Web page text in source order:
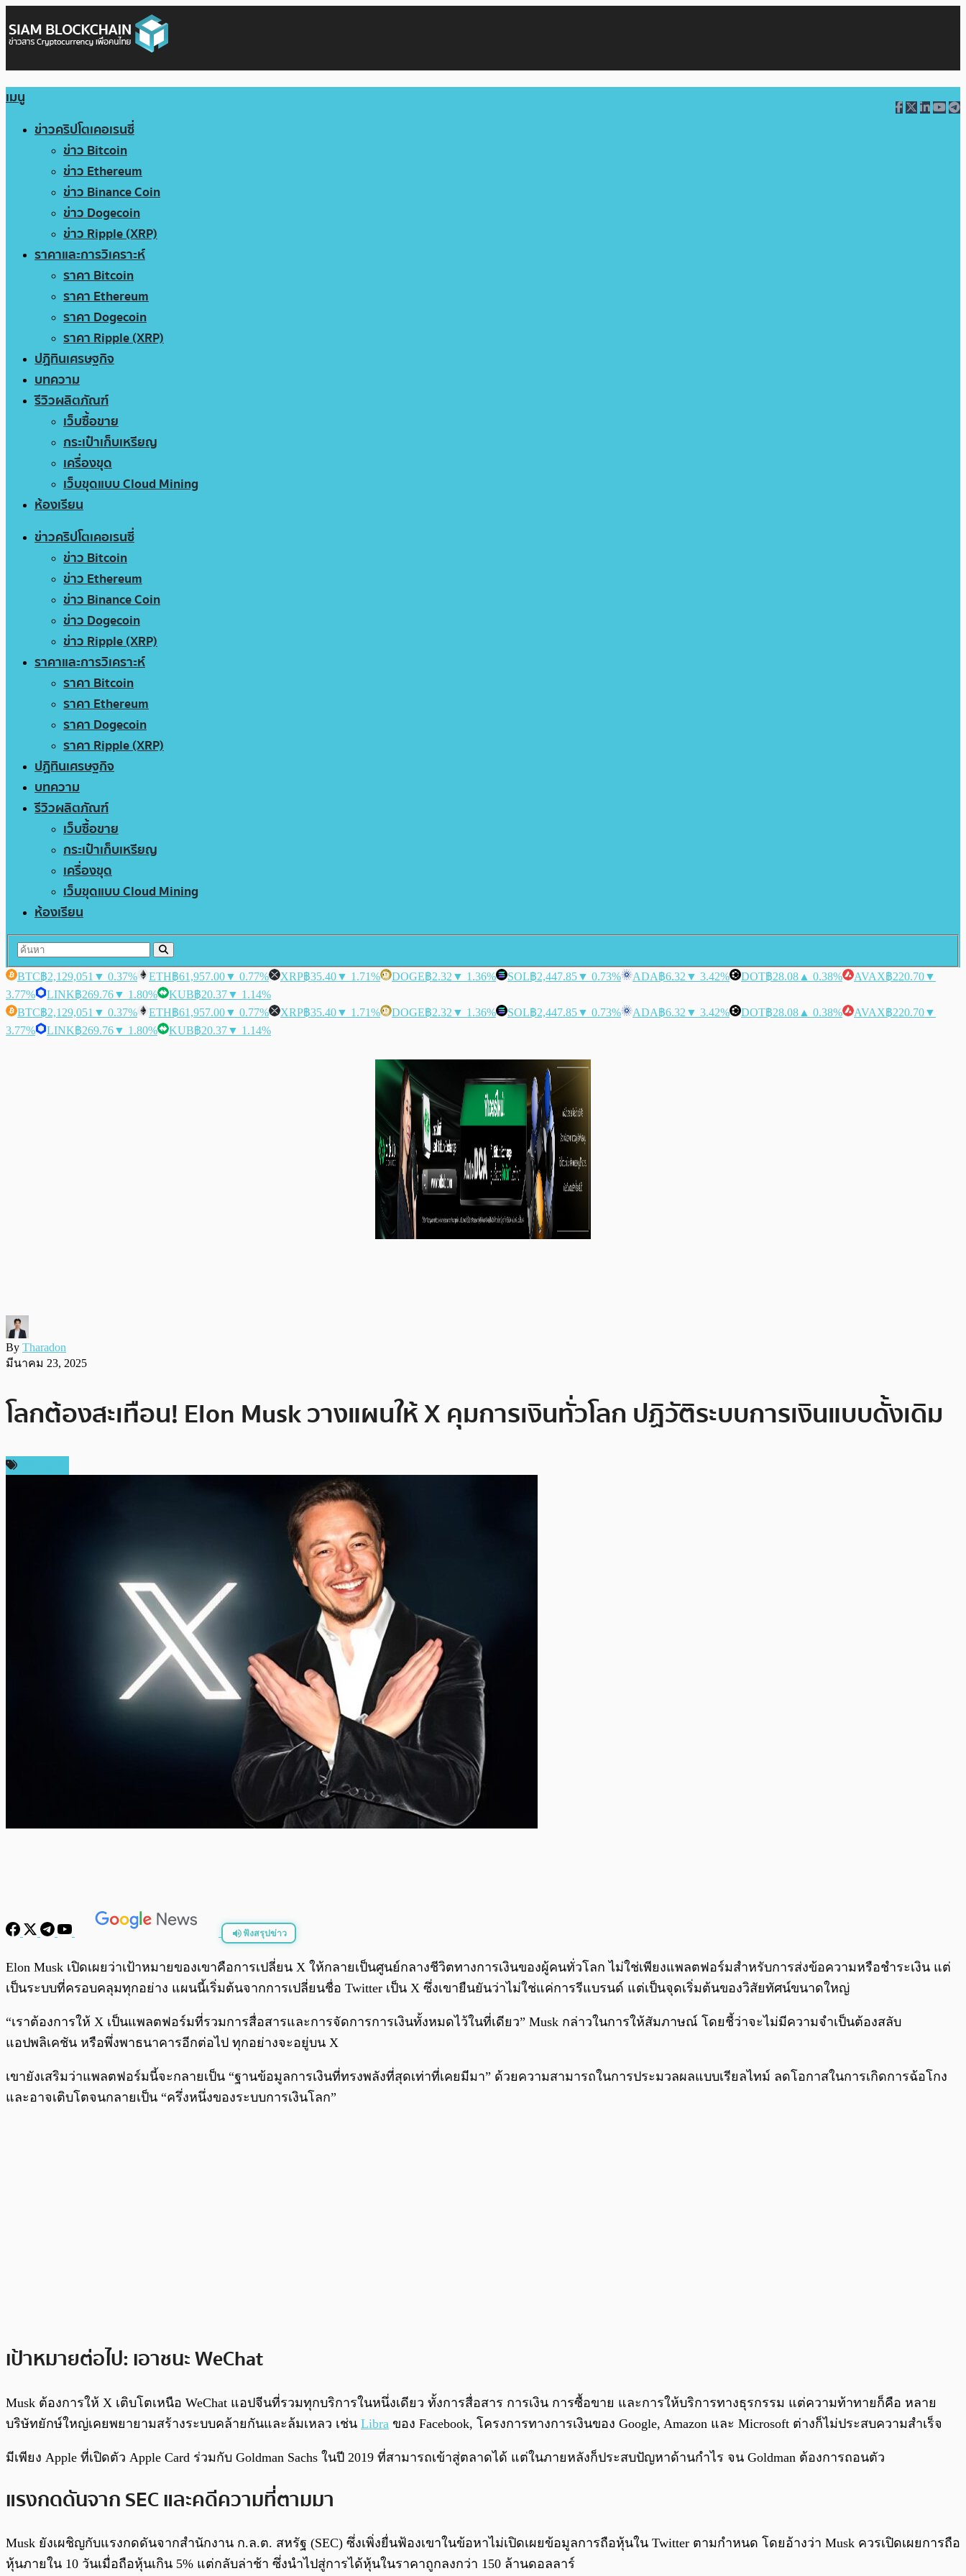
เมนู
ข่าวคริปโตเคอเรนซี่
ข่าว Bitcoin
ข่าว Ethereum
ข่าว Binance Coin
ข่าว Dogecoin
ข่าว Ripple (XRP)
ราคาและการวิเคราะห์
ราคา Bitcoin
ราคา Ethereum
ราคา Dogecoin
ราคา Ripple (XRP)
ปฏิทินเศรษฐกิจ
บทความ
รีวิวผลิตภัณฑ์
เว็บซื้อขาย
กระเป๋าเก็บเหรียญ
เครื่องขุด
เว็บขุดแบบ Cloud Mining
ห้องเรียน
ข่าวคริปโตเคอเรนซี่
ข่าว Bitcoin
ข่าว Ethereum
ข่าว Binance Coin
ข่าว Dogecoin
ข่าว Ripple (XRP)
ราคาและการวิเคราะห์
ราคา Bitcoin
ราคา Ethereum
ราคา Dogecoin
ราคา Ripple (XRP)
ปฏิทินเศรษฐกิจ
บทความ
รีวิวผลิตภัณฑ์
เว็บซื้อขาย
กระเป๋าเก็บเหรียญ
เครื่องขุด
เว็บขุดแบบ Cloud Mining
ห้องเรียน
BTC฿2,129,051 ▼ 0.37% ETH฿61,957.00▼ 0.77% XRP฿35.40▼ 1.71% DOGE฿2.32 ▼ 1.36% SOL฿2,447.85▼ 0.73% ADA฿6.32 ▼ 3.42% DOT฿28.08 ▲ 0.38% AVAX฿220.70▼
3.77%
LINK฿269.76▼ 1.80% KUB฿20.37▼ 1.14%
BTC฿2,129,051 ▼ 0.37% ETH฿61,957.00▼ 0.77% XRP฿35.40▼ 1.71% DOGE฿2.32 ▼ 1.36% SOL฿2,447.85▼ 0.73% ADA฿6.32 ▼ 3.42% DOT฿28.08 ▲ 0.38% AVAX฿220.70▼
3.77%
LINK฿269.76▼ 1.80% KUB฿20.37▼ 1.14%
By Tharadon
มีนาคม 23, 2025
โลกต้องสะเทือน! Elon Musk วางแผนให้ X คุมการเงินทั่วโลก ปฏิวัติระบบการเงินแบบดั้งเดิม
ฟังสรุปข่าว
พร้อมเล่น 0:00 /
Elon Musk เปิดเผยว่าเป้าหมายของเขาคือการเปลี่ยน X ให้กลายเป็นศูนย์กลางชีวิตทางการเงินของผู้คนทั่วโลก ไม่ใช่เพียงแพลตฟอร์มสำหรับการส่งข้อความหรือชำระเงิน แต่
เป็นระบบที่ครอบคลุมทุกอย่าง แผนนี้เริ่มต้นจากการเปลี่ยนชื่อ Twitter เป็น X ซึ่งเขายืนยันว่าไม่ใช่แค่การรีแบรนด์ แต่เป็นจุดเริ่มต้นของวิสัยทัศน์ขนาดใหญ่
“เราต้องการให้ X เป็นแพลตฟอร์มที่รวมการสื่อสารและการจัดการการเงินทั้งหมดไว้ในที่เดียว” Musk กล่าวในการให้สัมภาษณ์ โดยชี้ว่าจะไม่มีความจำเป็นต้องสลับ
แอปพลิเคชัน หรือพึ่งพาธนาคารอีกต่อไป ทุกอย่างจะอยู่บน X
เขายังเสริมว่าแพลตฟอร์มนี้จะกลายเป็น “ฐานข้อมูลการเงินที่ทรงพลังที่สุดเท่าที่เคยมีมา” ด้วยความสามารถในการประมวลผลแบบเรียลไทม์ ลดโอกาสในการเกิดการฉ้อโกง
และอาจเติบโตจนกลายเป็น “ครึ่งหนึ่งของระบบการเงินโลก”
เป้าหมายต่อไป: เอาชนะ WeChat
Musk ต้องการให้ X เติบโตเหนือ WeChat แอปจีนที่รวมทุกบริการในหนึ่งเดียว ทั้งการสื่อสาร การเงิน การซื้อขาย และการให้บริการทางธุรกรรม แต่ความท้าทายก็คือ หลาย
บริษัทยักษ์ใหญ่เคยพยายามสร้างระบบคล้ายกันและล้มเหลว เช่น Libra ของ Facebook, โครงการทางการเงินของ Google, Amazon และ Microsoft ต่างก็ไม่ประสบความสำเร็จ
มีเพียง Apple ที่เปิดตัว Apple Card ร่วมกับ Goldman Sachs ในปี 2019 ที่สามารถเข้าสู่ตลาดได้ แต่ในภายหลังก็ประสบปัญหาด้านกำไร จน Goldman ต้องการถอนตัว
แรงกดดันจาก SEC และคดีความที่ตามมา
Musk ยังเผชิญกับแรงกดดันจากสำนักงาน ก.ล.ต. สหรัฐ (SEC) ซึ่งเพิ่งยื่นฟ้องเขาในข้อหาไม่เปิดเผยข้อมูลการถือหุ้นใน Twitter ตามกำหนด โดยอ้างว่า Musk ควรเปิดเผยการถือ
หุ้นภายใน 10 วันเมื่อถือหุ้นเกิน 5% แต่กลับล่าช้า ซึ่งนำไปสู่การได้หุ้นในราคาถูกลงกว่า 150 ล้านดอลลาร์